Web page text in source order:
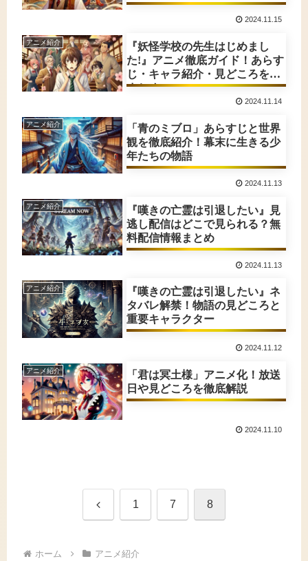
2024.11.15
アニメ紹介
『妖怪学校の先生はじめまし
た!』アニメ徹底ガイド！あらす
じ・キャラ紹介・見どころを総
まとめ
2024.11.14
アニメ紹介
「青のミブロ」あらすじと世界
観を徹底紹介！幕末に生きる少
年たちの物語
2024.11.13
アニメ紹介
『嘆きの亡霊は引退したい』見
逃し配信はどこで見られる？無
料配信情報まとめ
2024.11.13
アニメ紹介
『嘆きの亡霊は引退したい』ネ
タバレ解禁！物語の見どころと
重要キャラクター
2024.11.12
アニメ紹介
「君は冥土様」アニメ化！放送
日や見どころを徹底解説
2024.11.10
前 1 7 8
ホーム アニメ紹介